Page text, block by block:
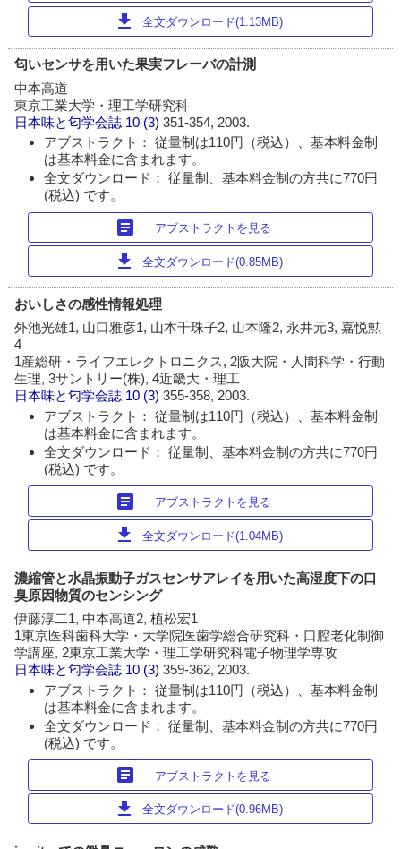
download 全文ダウンロード(1.13MB)
匂いセンサを用いた果実フレーバの計測
中本高道
東京工業大学・理工学研究科
日本味と匂学会誌 10 (3)351-354, 2003.
アブストラクト： 従量制は110円（税込）、基本料金制
は基本料金に含まれます。
全文ダウンロード： 従量制、基本料金制の方共に770円
(税込) です。
article アブストラクトを見る
download 全文ダウンロード(0.85MB)
おいしさの感性情報処理
外池光雄1, 山口雅彦1, 山本千珠子2, 山本隆2, 永井元3, 嘉悦勲
4
1産総研・ライフエレクトロニクス, 2阪大院・人間科学・行動
生理, 3サントリー(株), 4近畿大・理工
日本味と匂学会誌 10 (3)355-358, 2003.
アブストラクト： 従量制は110円（税込）、基本料金制
は基本料金に含まれます。
全文ダウンロード： 従量制、基本料金制の方共に770円
(税込) です。
article アブストラクトを見る
download 全文ダウンロード(1.04MB)
濃縮管と水晶振動子ガスセンサアレイを用いた高湿度下の口
臭原因物質のセンシング
伊藤淳二1, 中本高道2, 植松宏1
1東京医科歯科大学・大学院医歯学総合研究科・口腔老化制御
学講座, 2東京工業大学・理工学研究科電子物理学専攻
日本味と匂学会誌 10 (3)359-362, 2003.
アブストラクト： 従量制は110円（税込）、基本料金制
は基本料金に含まれます。
全文ダウンロード： 従量制、基本料金制の方共に770円
(税込) です。
article アブストラクトを見る
download 全文ダウンロード(0.96MB)